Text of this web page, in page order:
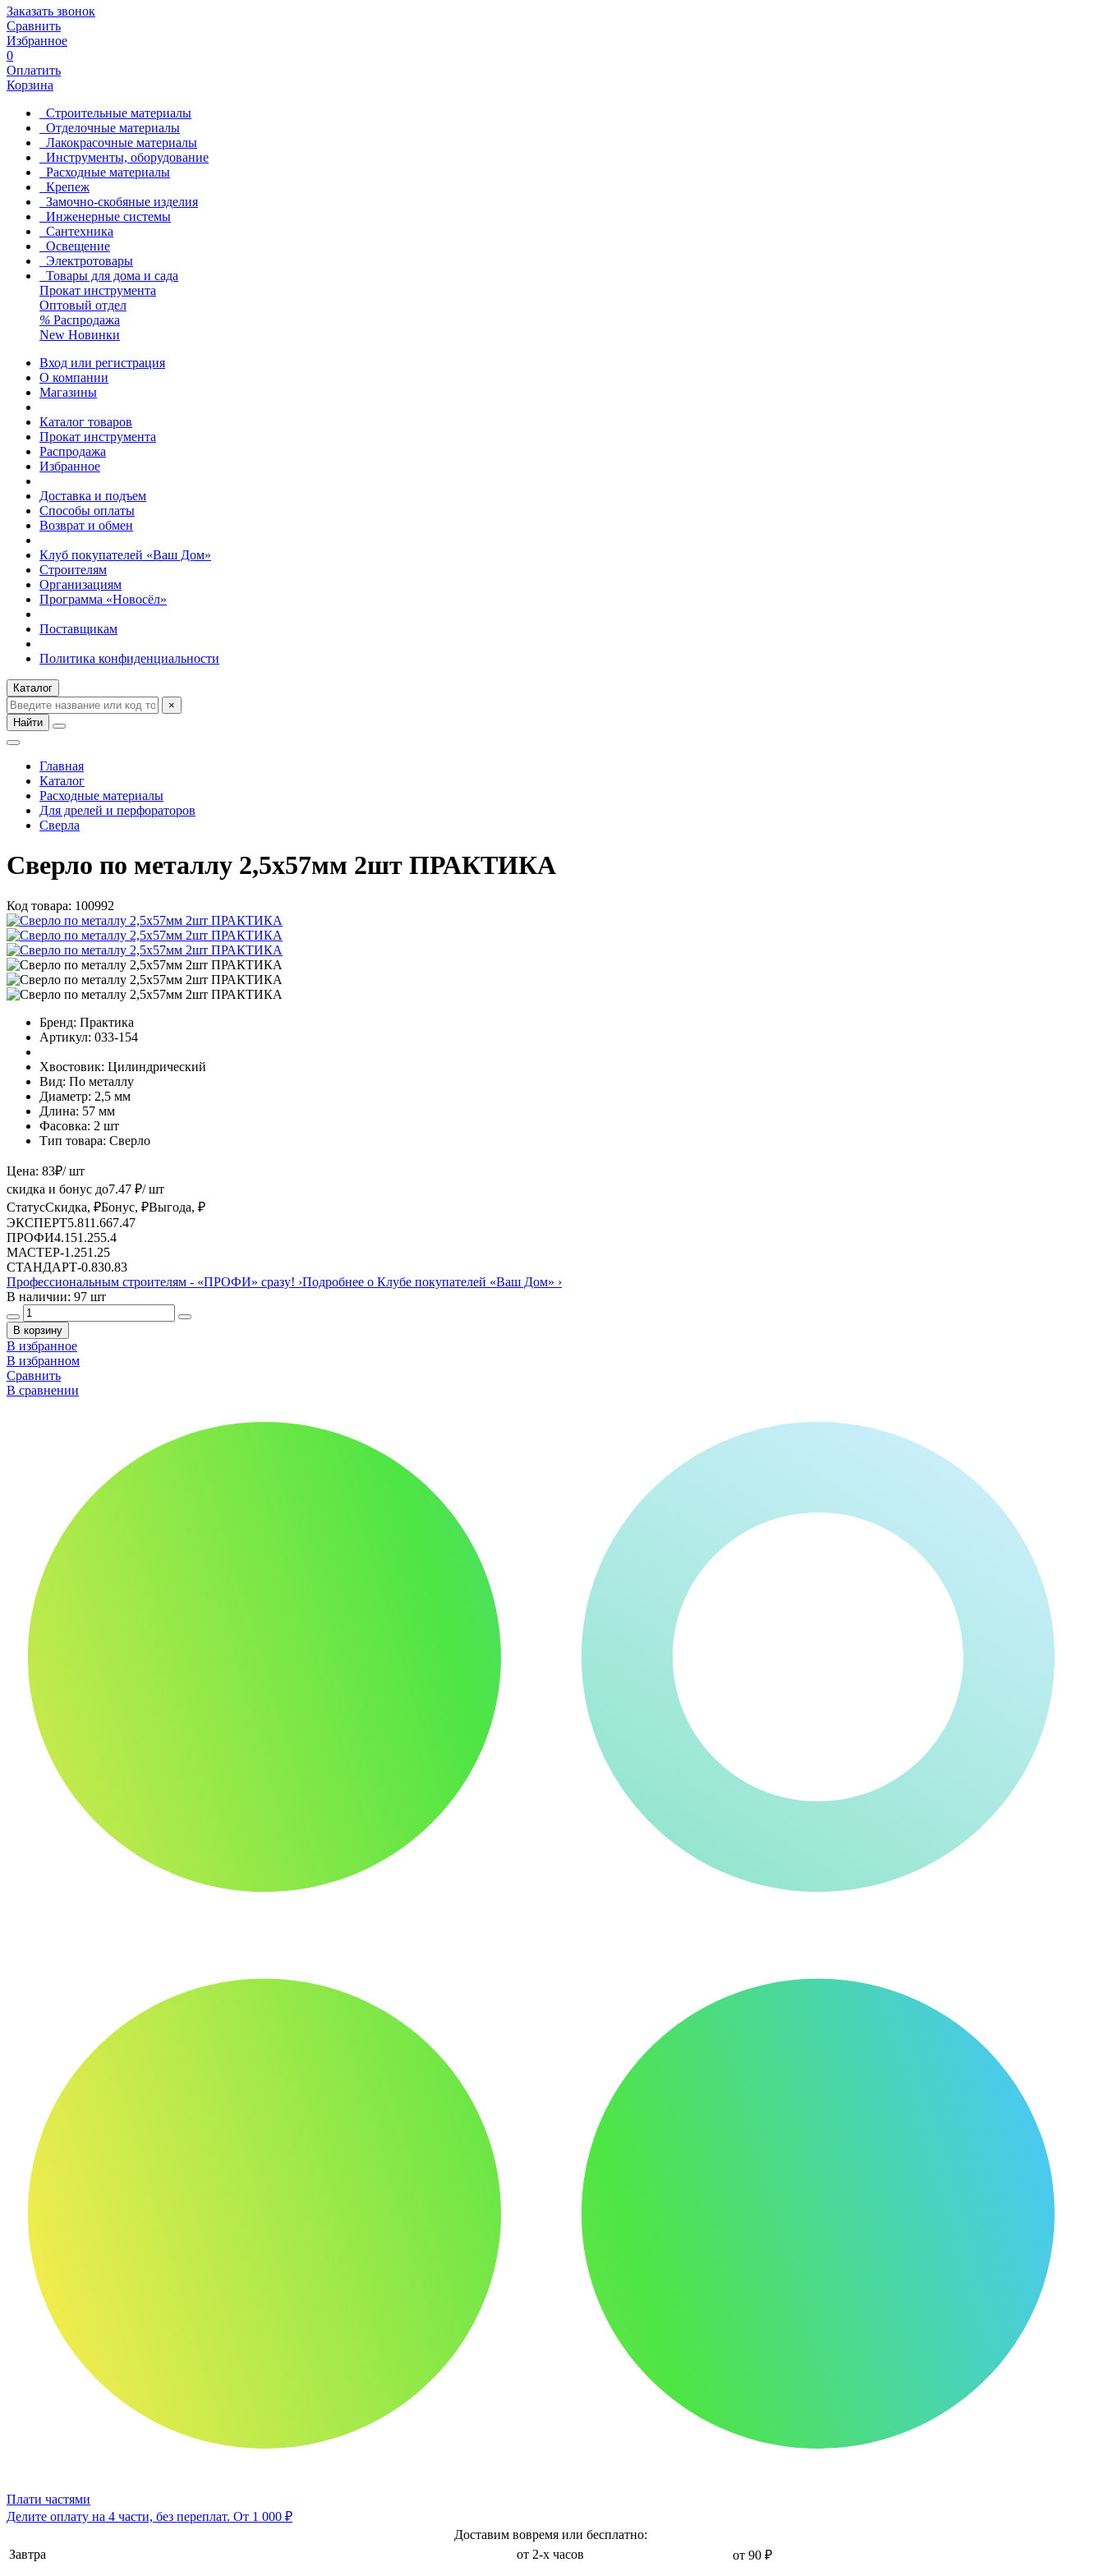
Заказать звонок
Сравнить
Избранное
0
Оплатить
Корзина
Строительные материалы
Отделочные материалы
Лакокрасочные материалы
Инструменты, оборудование
Расходные материалы
Крепеж
Замочно-скобяные изделия
Инженерные системы
Сантехника
Освещение
Электротовары
Товары для дома и сада
Прокат инструмента
Оптовый отдел
% Распродажа
New Новинки
Вход или регистрация
О компании
Магазины
Каталог товаров
Прокат инструмента
Распродажа
Избранное
Доставка и подъем
Способы оплаты
Возврат и обмен
Клуб покупателей «Ваш Дом»
Строителям
Организациям
Программа «Новосёл»
Поставщикам
Политика конфиденциальности
Каталог
×
Найти
Главная
Каталог
Расходные материалы
Для дрелей и перфораторов
Сверла
Сверло по металлу 2,5х57мм 2шт ПРАКТИКА
Код товара: 100992
Бренд: Практика
Артикул: 033-154
Хвостовик: Цилиндрический
Вид: По металлу
Диаметр: 2,5 мм
Длина: 57 мм
Фасовка: 2 шт
Тип товара: Сверло
Цена: 83₽/ шт
скидка и бонус до7.47 ₽/ шт
СтатусСкидка, ₽Бонус, ₽Выгода, ₽
ЭКСПЕРТ5.811.667.47
ПРОФИ4.151.255.4
МАСТЕР-1.251.25
СТАНДАРТ-0.830.83
Профессиональным строителям - «ПРОФИ» сразу! ›Подробнее о Клубе покупателей «Ваш Дом» ›
В наличии: 97 шт
В корзину
В избранное
В избранном
Сравнить
В сравнении
Плати частями
Делите оплату на 4 части, без переплат. От 1 000 ₽
Доставим вовремя или бесплатно:
Завтра
от 2-х часов от 90 ₽